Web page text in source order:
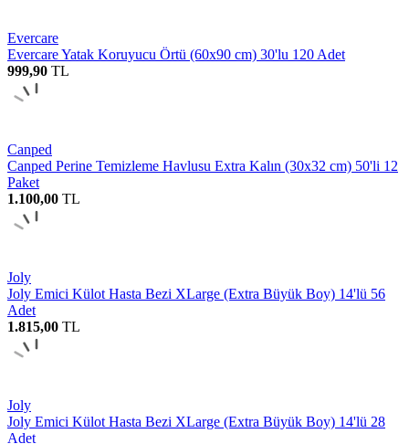
Evercare
Evercare Yatak Koruyucu Örtü (60x90 cm) 30'lu 120 Adet
999,90 TL
Canped
Canped Perine Temizleme Havlusu Extra Kalın (30x32 cm) 50'li 12
Paket
1.100,00 TL
Joly
Joly Emici Külot Hasta Bezi XLarge (Extra Büyük Boy) 14'lü 56
Adet
1.815,00 TL
Joly
Joly Emici Külot Hasta Bezi XLarge (Extra Büyük Boy) 14'lü 28
Adet